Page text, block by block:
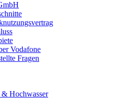
Vodafone
Fragen
& Hochwasser